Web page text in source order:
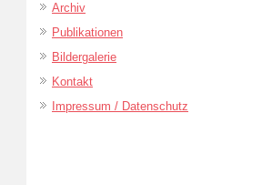
Archiv
Publikationen
Bildergalerie
Kontakt
Impressum / Datenschutz